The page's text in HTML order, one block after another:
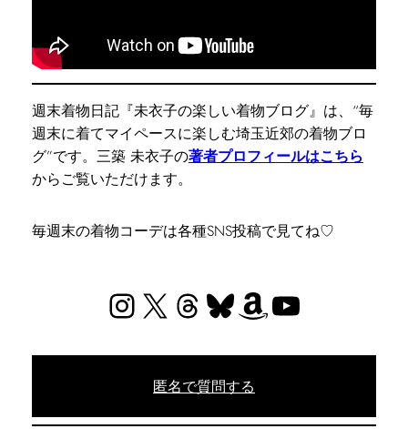
週末着物日記『未衣子の楽しい着物ブログ』は、“毎
週末に着てマイペースに楽しむ埼玉近郊の着物ブロ
グ”です。三築 未衣子の著者プロフィールはこちら
からご覧いただけます。
毎週末の着物コーデは各種SNS投稿で見てね♡
Instagram X Threads Bluesky Amazon YouTube
匿名で質問する